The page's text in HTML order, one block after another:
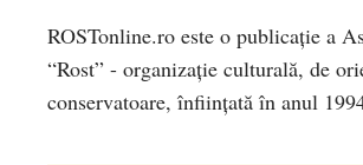
ROSTonline.ro este o publicaţie a
“Rost” - organizaţie culturală, de
conservatoare, înfiinţată în anul